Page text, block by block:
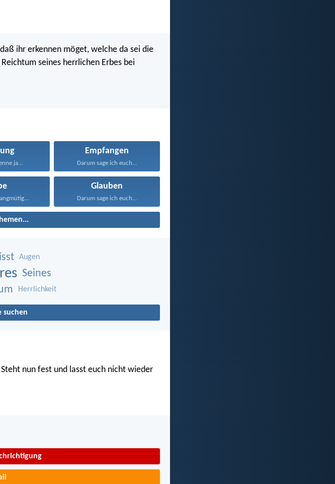
ihr erkennen möget, welche da sei die
seines herrlichen Erbes bei
ja...
Empfangen
Darum sage ich euch...
Glauben
Darum sage ich euch...
Augen
Seines
Herrlichkeit
suchen
nun fest und lasst euch nicht wieder